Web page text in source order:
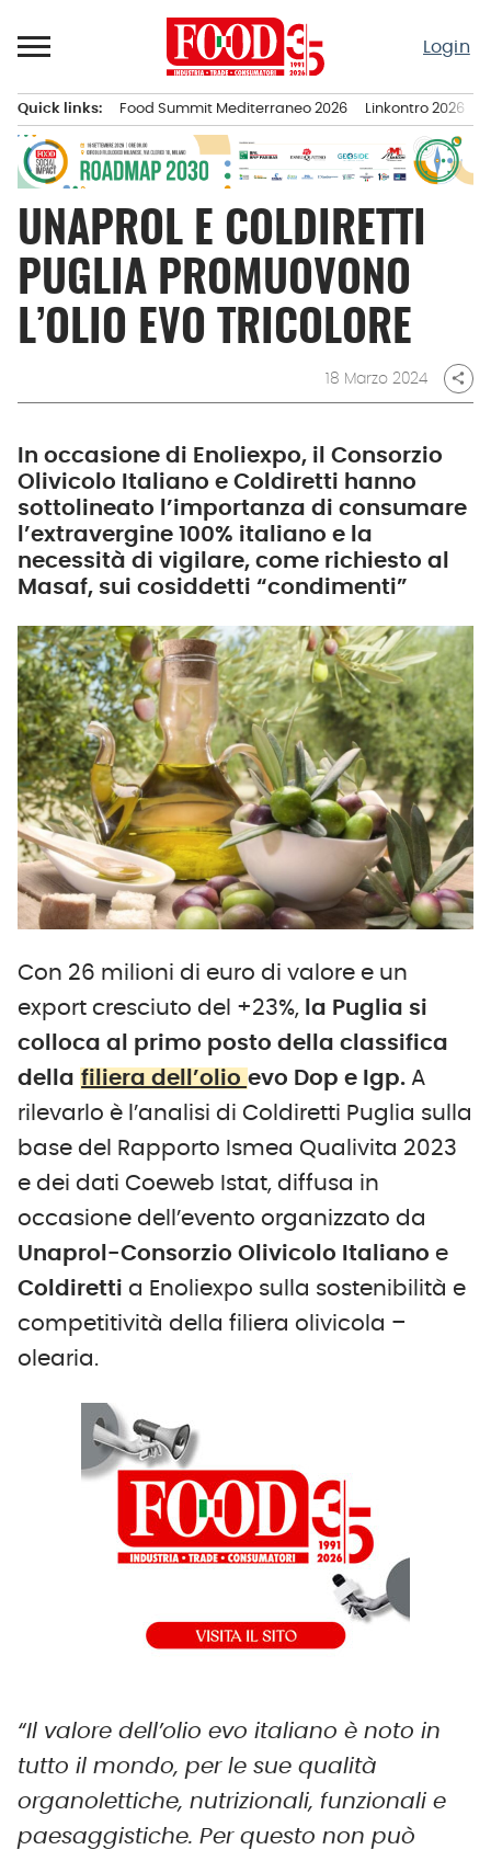
al
Login
principale
Quick links: Food Summit Mediterraneo 2026 Linkontro 2026
UNAPROL E COLDIRETTI
PUGLIA PROMUOVONO
L’OLIO EVO TRICOLORE
18 Marzo 2024 share
In occasione di Enoliexpo, il Consorzio
Olivicolo Italiano e Coldiretti hanno
sottolineato l’importanza di consumare
l’extravergine 100% italiano e la
necessità di vigilare, come richiesto al
Masaf, sui cosiddetti “condimenti”
Con 26 milioni di euro di valore e un
export cresciuto del +23%, la Puglia si
colloca al primo posto della classifica
della filiera dell’olio evo Dop e Igp.A
rilevarlo è l’analisi di Coldiretti Puglia sulla
base del Rapporto Ismea Qualivita 2023
e dei dati Coeweb Istat, diffusa in
occasione dell’evento organizzato da
Unaprol-Consorzio Olivicolo Italiano e
Coldiretti a Enoliexpo sulla sostenibilità e
competitività della filiera olivicola –
olearia.
“Il valore dell’olio evo italiano è noto in
tutto il mondo, per le sue qualità
organolettiche, nutrizionali, funzionali e
paesaggistiche. Per questo non può